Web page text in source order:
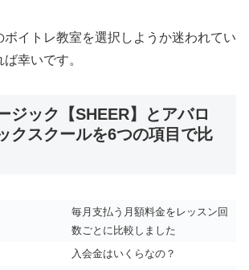
ボイトレ教室を選択しようか迷われてい
幸いです。
ジック【SHEER】とアバロ
クスクールを6つの項目で比
毎月支払う月額料金をレッスン回
数ごとに比較しました
入会金はいくらなの？